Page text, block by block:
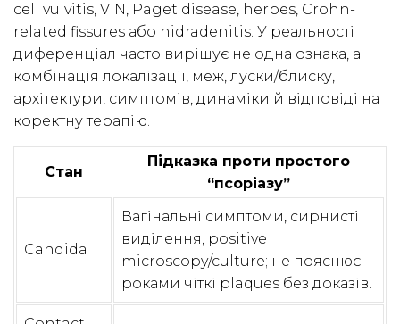
cell vulvitis, VIN, Paget disease, herpes, Crohn-
related fissures або hidradenitis. У реальності
диференціал часто вирішує не одна ознака, а
комбінація локалізації, меж, луски/блиску,
архітектури, симптомів, динаміки й відповіді на
коректну терапію.
Стан
Підказка проти простого
“псоріазу”
Candida
Вагінальні симптоми, сирнисті
виділення, positive
microscopy/culture; не пояснює
роками чіткі plaques без доказів.